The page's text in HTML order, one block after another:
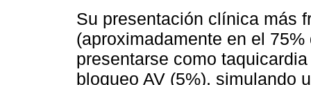
Su presentación clínica más
(aproximadamente en el
presentarse como
bloqueo AV (5%), simulando